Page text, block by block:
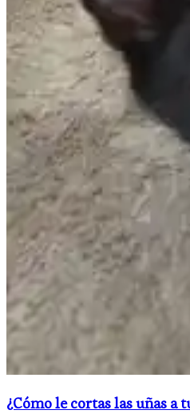
¿Cómo le cortas las uñas a